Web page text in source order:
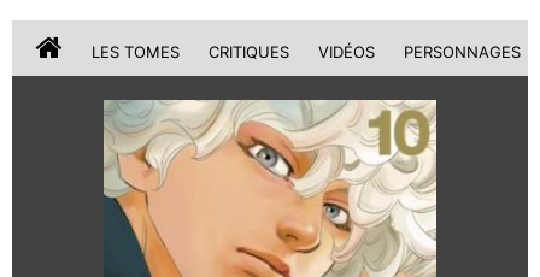
LES TOMES CRITIQUES VIDÉOS PERSONNAGES